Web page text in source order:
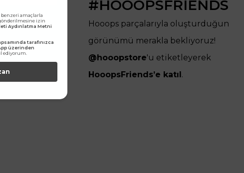
#HOOOPSFRIENDS
Hooops parçalarıyla oluşturduğun
görünümü merakla bekliyoruz!
@hooopstore'u etiketleyerek
HooopsFriends’e katıl.
benzeri amaçlarla
izin
Aydınlatma Metni
tarafınızca
üzerinden
ediyorum.